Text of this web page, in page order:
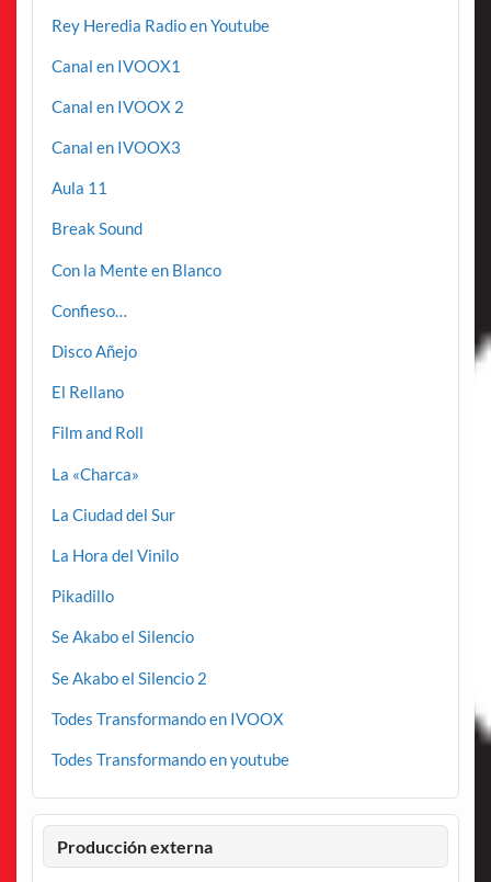
Rey Heredia Radio en Youtube
Canal en IVOOX1
Canal en IVOOX 2
Canal en IVOOX3
Aula 11
Break Sound
Con la Mente en Blanco
Confieso…
Disco Añejo
El Rellano
Film and Roll
La «Charca»
La Ciudad del Sur
La Hora del Vinilo
Pikadillo
Se Akabo el Silencio
Se Akabo el Silencio 2
Todes Transformando en IVOOX
Todes Transformando en youtube
Producción externa